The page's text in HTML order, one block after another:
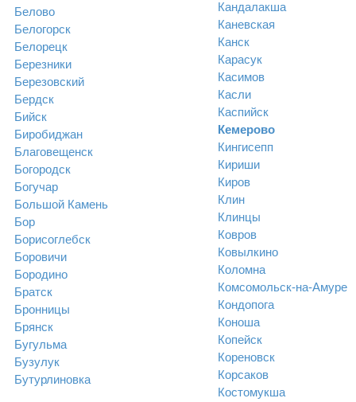
Белово
Белогорск
Белорецк
Березники
Березовский
Бердск
Бийск
Биробиджан
Благовещенск
Богородск
Богучар
Большой Камень
Бор
Борисоглебск
Боровичи
Бородино
Братск
Бронницы
Брянск
Бугульма
Бузулук
Бутурлиновка
Кандалакша
Каневская
Канск
Карасук
Касимов
Касли
Каспийск
Кемерово
Кингисепп
Кириши
Киров
Клин
Клинцы
Ковров
Ковылкино
Коломна
Комсомольск-на-Амуре
Кондопога
Коноша
Копейск
Кореновск
Корсаков
Костомукша